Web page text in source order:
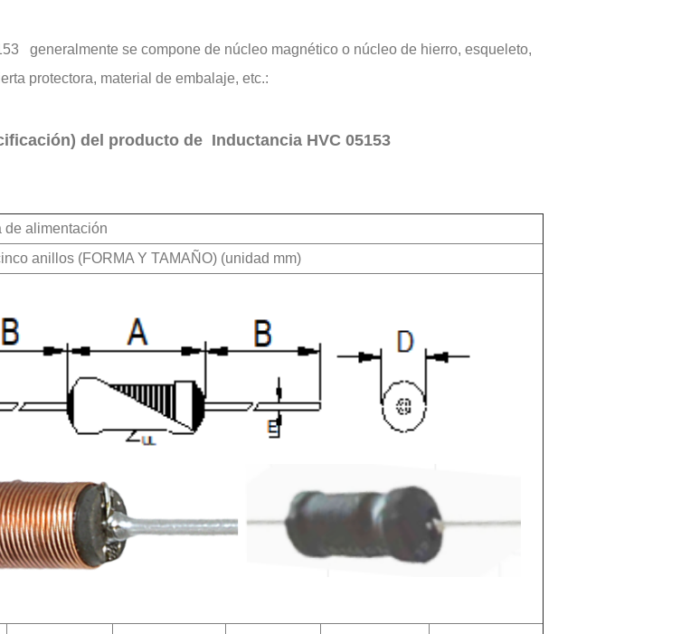
generalmente se compone de núcleo magnético o núcleo de hierro, esqueleto,
protectora, material de embalaje, etc.:
del producto de Inductancia HVC 05153
alimentación
anillos (FORMA Y TAMAÑO) (unidad mm)